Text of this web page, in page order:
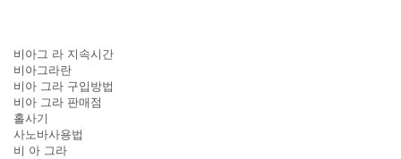
비아그 라 지속시간
비아그라란
비아 그라 구입방법
비아 그라 판매점
홀사기
사노바사용법
비 아 그라